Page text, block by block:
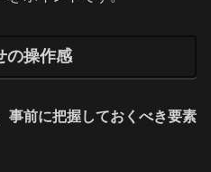
の操作感
事前に把握しておくべき要素